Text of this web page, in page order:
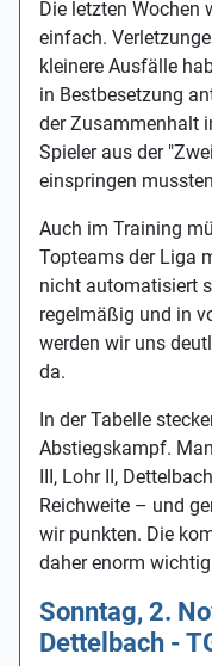
Die letzten Wochen
einfach.
kleinere Ausfälle
in Bestbesetzung
der Zusammenhalt
Spieler aus der
einspringen
Auch im Training
Topteams der Liga
nicht automatisiert
regelmäßig und in
werden wir uns
da.
In der Tabelle
Abstiegskampf.
III, Lohr II,
Reichweite – und
wir punkten. Die
daher enorm
Sonntag, 2.
Dettelbach -